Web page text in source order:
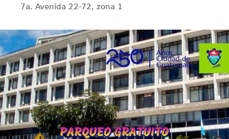
7a. Avenida 22-72, zona 1